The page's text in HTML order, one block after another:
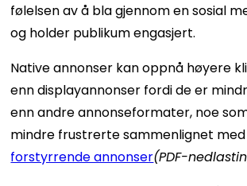
følelsen av å bla gjennom en sosial
og holder publikum engasjert.
Native annonser kan oppnå høyere
enn displayannonser fordi de er
enn andre annonseformater, noe
mindre frustrerte sammenlignet
forstyrrende annonser(PDF-